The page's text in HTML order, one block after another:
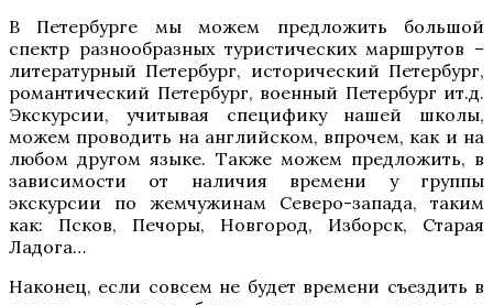
В Петербурге мы можем предложить большой
спектр разнообразных туристических маршрутов –
литературный Петербург, исторический Петербург,
романтический Петербург, военный Петербург ит.д.
Экскурсии, учитывая специфику нашей школы,
можем проводить на английском, впрочем, как и на
любом другом языке. Также можем предложить, в
зависимости от наличия времени у группы
экскурсии по жемчужинам Северо-запада, таким
как: Псков, Печоры, Новгород, Изборск, Старая
Ладога…
Наконец, если совсем не будет времени съездить в